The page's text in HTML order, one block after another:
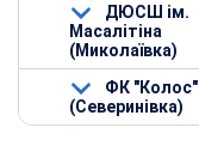
ДЮСШ ім.
Масалітіна
(Миколаївка)
ФК "Колос"
(Северинівка)